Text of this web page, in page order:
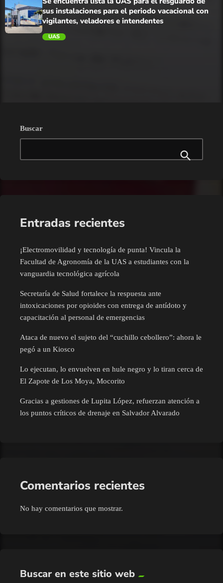
sus instalaciones para el periodo vacacional con
vigilantes, veladores e intendentes
UAS
Buscar
Entradas recientes
¡Electromovilidad y tecnología de punta! Vincula la
Facultad de Agronomía de la UAS a estudiantes con la
vanguardia tecnológica agrícola
Secretaría de Salud fortalece la respuesta ante
intoxicaciones por opioides con entrega de antídoto y
capacitación al personal de emergencias
Ataca de nuevo el sujeto del “cuchillo cebollero”: ahora le
pegó a un Kiosco
Lo ejecutan, lo envuelven en hule negro y lo tiran cerca de
El Zapote de Los Moya, Mocorito
Gracias a gestiones de Lupita López, refuerzan atención a
los puntos críticos de drenaje en Salvador Alvarado
Comentarios recientes
No hay comentarios que mostrar.
Buscar en este sitio web